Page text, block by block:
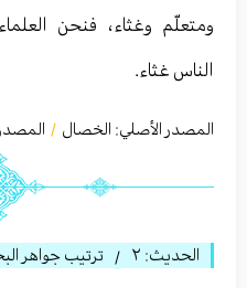
ومتعلّم وغثاء، فنحن
الناس غثاء.
المصدر الأصلي: الخصال /
الحديث: ٢ / ترتيب جواهر